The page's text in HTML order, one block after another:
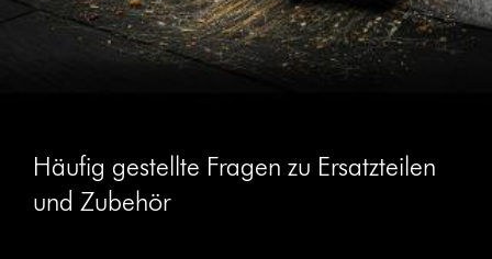
Häufig gestellte Fragen zu Ersatzteilen
und Zubehör